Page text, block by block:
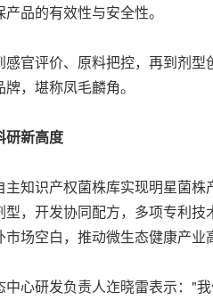
产品的有效性与安全性。
感官评价、原料把控，再到剂
，堪称凤毛麟角。
研新高度
知识产权菌株库实现明星菌
，开发协同配方，多项专利
场空白，推动微生态健康产业
心研发负责人迮晓雷表示："